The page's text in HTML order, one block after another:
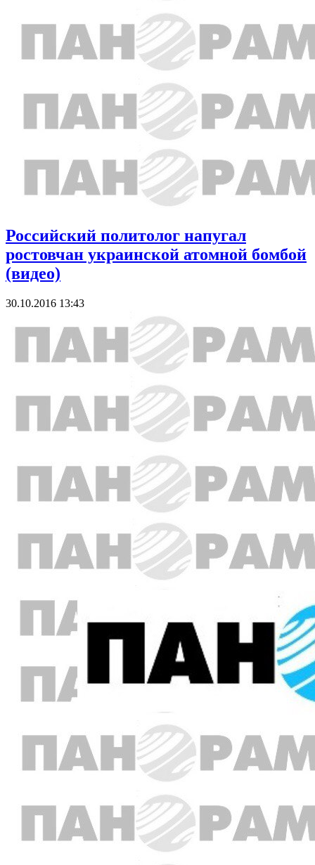
Российский политолог напугал
ростовчан украинской атомной бомбой
(видео)
30.10.2016 13:43